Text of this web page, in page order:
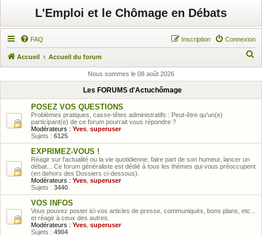
L'Emploi et le Chômage en Débats
FAQ Connexion
Inscription
Accueil Accueil du forum
h
e
Nous sommes le 08 août 2026
Les FORUMS d'Actuchômage
POSEZ VOS QUESTIONS
Problèmes pratiques, casse-têtes administratifs : Peut-être qu'un(e)
participant(e) de ce forum pourrait vous répondre ?
Modérateurs : Yves superuser
Sujets : 6125
EXPRIMEZ-VOUS !
Réagir sur l'actualité ou la vie quotidienne, faire part de son humeur, lancer un
débat... Ce forum généraliste est dédié à tous les thèmes qui vous préoccupent
(en dehors des Dossiers ci-dessous).
Modérateurs : Yves superuser
Sujets : 3440
VOS INFOS
Vous pouvez poster ici vos articles de presse, communiqués, bons plans, etc...
et réagir à ceux des autres.
Modérateurs : Yves superuser
Sujets : 4904